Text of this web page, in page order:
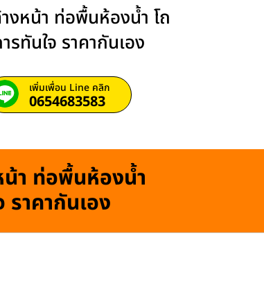
งหน้า ท่อพื้นห้องน้ำ โถ
ทันใจ ราคากันเอง
เพิ่มเพื่อน Line คลิก
0654683583
น้า ท่อพื้นห้องน้ำ
ราคากันเอง